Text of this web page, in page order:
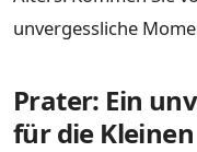
unvergessliche
Prater: Ein
für die Kleinen